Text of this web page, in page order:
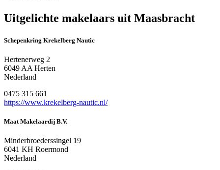
Uitgelichte makelaars uit Maasbracht
Schepenkring Krekelberg Nautic
Hertenerweg 2
6049 AA Herten
Nederland
0475 315 661
https://www.krekelberg-nautic.nl/
Maat Makelaardij B.V.
Minderbroederssingel 19
6041 KH Roermond
Nederland